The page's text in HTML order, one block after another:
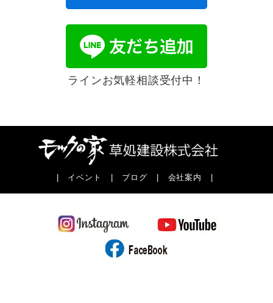
ラインお気軽相談受付中！
イベント ブログ 会社案内